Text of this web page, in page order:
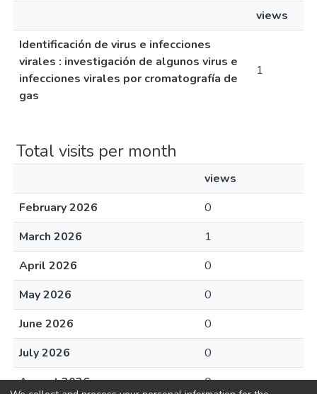
views
Identificación de virus e infecciones
virales : investigación de algunos virus e
infecciones virales por cromatografía de
gas
1
Total visits per month
views
February 2026
0
March 2026
1
April 2026
0
May 2026
0
June 2026
0
July 2026
0
August 2026
0